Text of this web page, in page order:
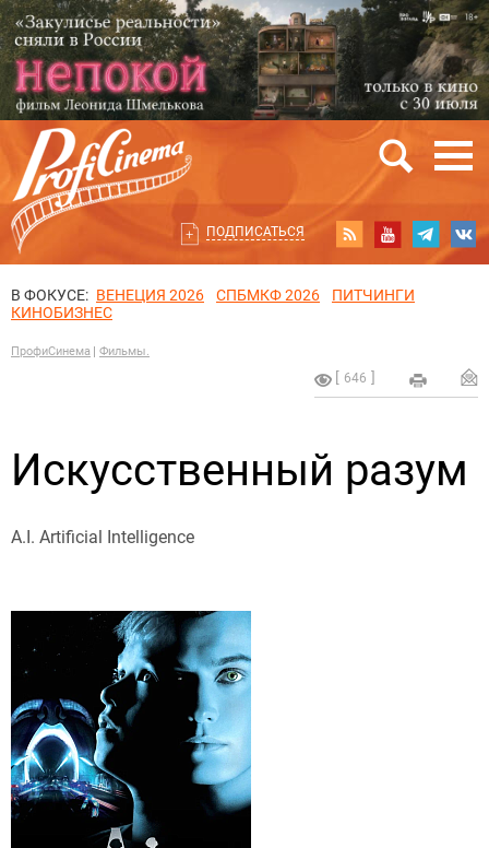
ПОДПИСАТЬСЯ
В ФОКУСЕ: ВЕНЕЦИЯ 2026 СПБМКФ 2026
ПИТЧИНГИ
КИНОБИЗНЕС
ПрофиСинема Фильмы.
646
Искусственный разум
A.I. Artificial Intelligence